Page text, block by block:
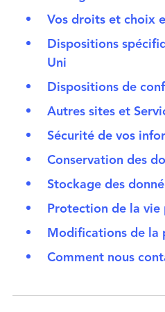
Vos droits et choix
Dispositions
Uni
Dispositions de
Autres sites et
Sécurité de vos
Conservation des
Stockage des
Protection de la vie
Modifications de
Comment nous